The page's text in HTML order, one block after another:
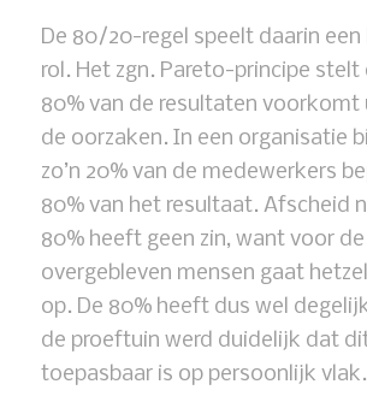
De 80/20-regel speelt daarin een
rol. Het zgn. Pareto-principe
80% van de resultaten voorkomt
de oorzaken. In een organisatie
zo’n 20% van de medewerkers
80% van het resultaat. Afscheid
80% heeft geen zin, want voor de
overgebleven mensen gaat
op. De 80% heeft dus wel
de proeftuin werd duidelijk dat
toepasbaar is op persoonlijk